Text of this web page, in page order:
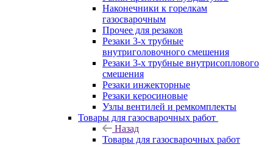
Наконечники к горелкам
газосварочным
Прочее для резаков
Резаки 3-х трубные
внутриголовочного смешения
Резаки 3-х трубные внутрисоплового
смешения
Резаки инжекторные
Резаки керосиновые
Узлы вентилей и ремкомплекты
Товары для газосварочных работ
Назад
Товары для газосварочных работ